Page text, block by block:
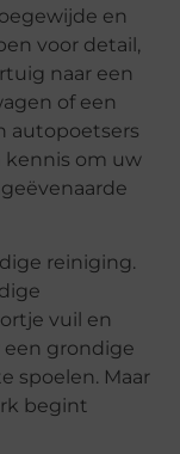
en
voor detail,
naar een
of een
autopoetsers
kennis om uw
reiniging.
vuil en
een grondige
spoelen. Maar
begint